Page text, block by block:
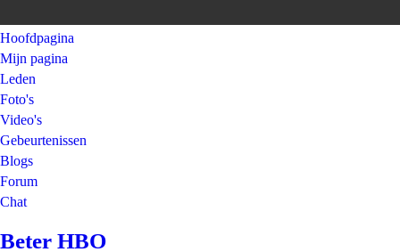
Hoofdpagina
Mijn pagina
Leden
Foto's
Video's
Gebeurtenissen
Blogs
Forum
Chat
Beter HBO